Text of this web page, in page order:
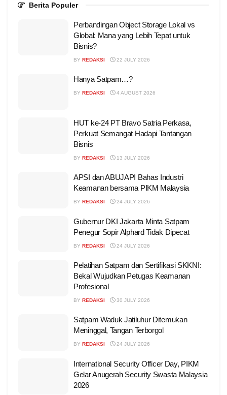
Berita Populer
Perbandingan Object Storage Lokal vs
Global: Mana yang Lebih Tepat untuk
Bisnis?
BY REDAKSI 22 JULY 2026
Hanya Satpam…?
BY REDAKSI 4 AUGUST 2026
HUT ke-24 PT Bravo Satria Perkasa,
Perkuat Semangat Hadapi Tantangan
Bisnis
BY REDAKSI 13 JULY 2026
APSI dan ABUJAPI Bahas Industri
Keamanan bersama PIKM Malaysia
BY REDAKSI 24 JULY 2026
Gubernur DKI Jakarta Minta Satpam
Penegur Sopir Alphard Tidak Dipecat
BY REDAKSI 24 JULY 2026
Pelatihan Satpam dan Sertifikasi SKKNI:
Bekal Wujudkan Petugas Keamanan
Profesional
BY REDAKSI 30 JULY 2026
Satpam Waduk Jatiluhur Ditemukan
Meninggal, Tangan Terborgol
BY REDAKSI 24 JULY 2026
International Security Officer Day, PIKM
Gelar Anugerah Security Swasta Malaysia
2026